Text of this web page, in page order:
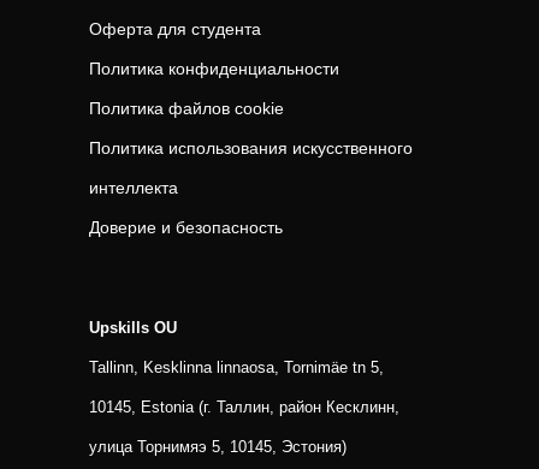
Оферта для студента
Политика конфиденциальности
Политика файлов cookie
Политика использования искусственного
интеллекта
Доверие и безопасность
Upskills OU
Tallinn, Kesklinna linnaosa, Tornimäe tn 5,
10145, Estonia (г. Таллин, район Кесклинн,
улица Торнимяэ 5, 10145, Эстония)